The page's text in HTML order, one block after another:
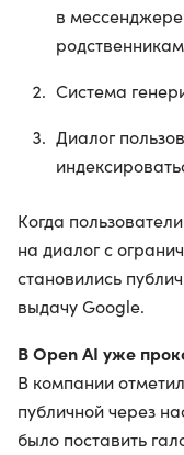
в
Система
Диалог
Когда
на диалог с
становились
выдачу Google.
В Open AI уже
В компании
публичной через
было поставить